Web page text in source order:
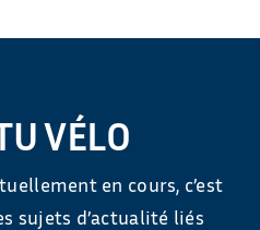
VÉLO
en cours, c’est
sujets d’actualité liés